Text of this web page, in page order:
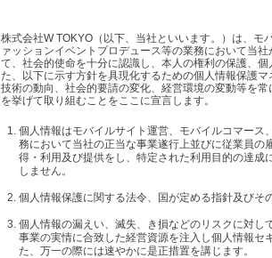
株式会社W TOKYO（以下、当社といいます。）は、モ
ァッションイベントプロデュース等の業務において当
て、社会的使命を十分に認識し、本人の権利の保護、
た、以下に示す方針を具現化するための個人情報保護
技術の動向、社会的要請の変化、経営環境の変動等を
を挙げて取り組むことをここに宣言します。
個人情報はモバイルサイト運営、モバイルコマース
務において当社の正当な事業遂行上並びに従業員の
得・利用及び提供をし、特定された利用目的の達成
しません。
個人情報保護に関する法令、国が定める指針及びそ
個人情報の漏えい、滅失、き損などのリスクに対し
事業の実情に合致した経営資源を注入し個人情報セ
た、万一の際には速やかに是正措置を講じます。